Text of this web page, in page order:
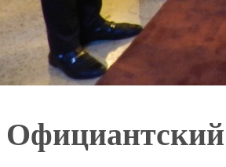
Официантский